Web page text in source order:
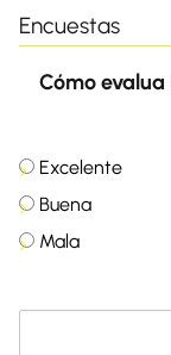
Encuestas
Cómo
Excelente
Buena
Mala